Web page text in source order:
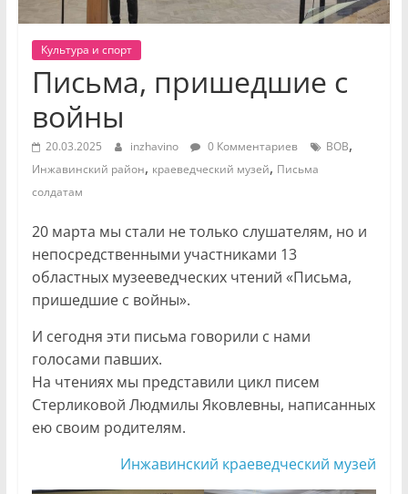
Культура и спорт
Письма, пришедшие с
войны
20.03.2025 inzhavino 0 Комментариев ВОВ,
Инжавинский район, краеведческий музей, Письма
солдатам
20 марта мы стали не только слушателям, но и
непосредственными участниками 13
областных музееведческих чтений «Письма,
пришедшие с войны».
И сегодня эти письма говорили с нами
голосами павших.
На чтениях мы представили цикл писем
Стерликовой Людмилы Яковлевны, написанных
ею своим родителям.
Инжавинский краеведческий музей